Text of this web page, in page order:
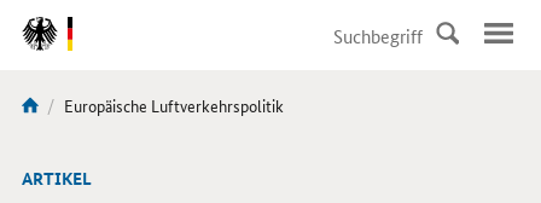
DirektZu:
Navigation
Sie
hier:
Aktuelle
Europäische Luftverkehrspolitik
ARTIKEL